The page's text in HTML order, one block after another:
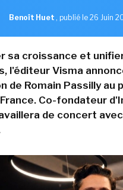
Benoît Huet , publié le 26 Juin
sa croissance et
l'éditeur Visma
de Romain Passilly au
Co-fondateur
de concert